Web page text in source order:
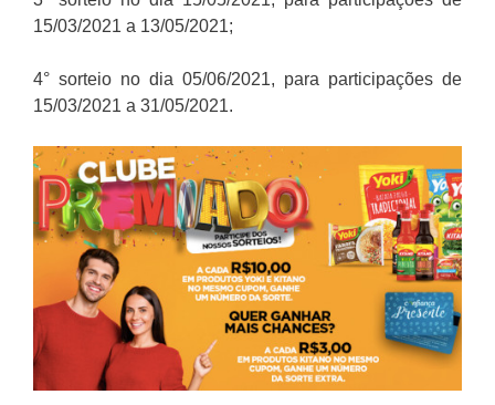
15/03/2021 a 13/05/2021;
4° sorteio no dia 05/06/2021, para participações de
15/03/2021 a 31/05/2021.